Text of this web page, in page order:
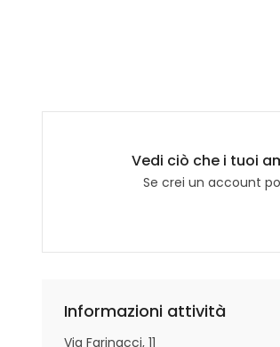
Vedi ciò che i tuoi
Se crei un account
Informazioni attività
Via Farinacci, 11